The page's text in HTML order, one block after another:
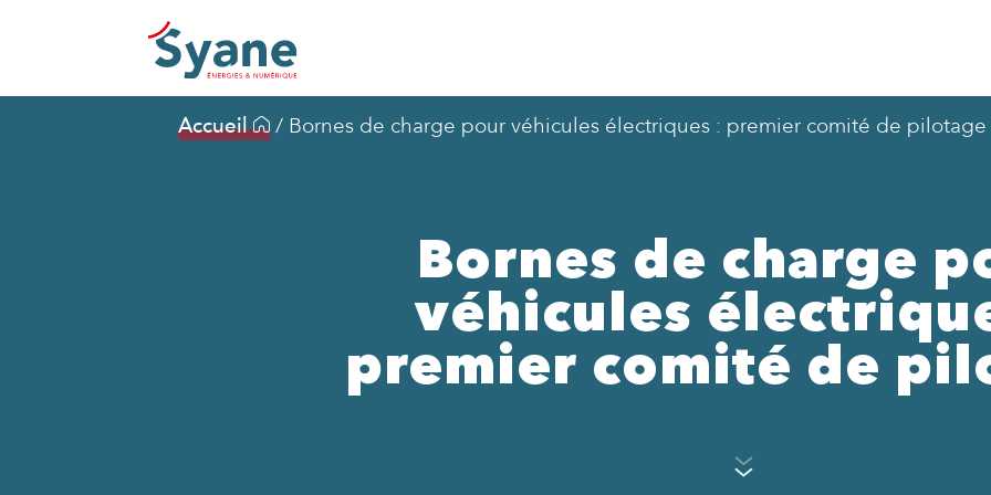
Accueil / Bornes de charge pour véhicules électriques : premier comité de pilotage
Bornes de charge
véhicules
premier comité de